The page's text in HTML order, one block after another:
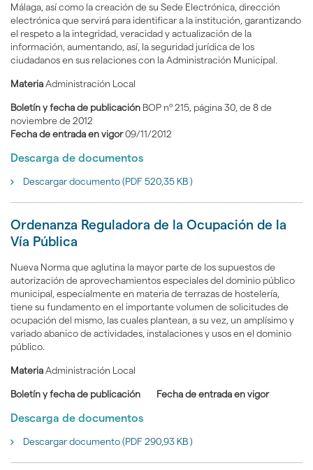
Málaga, así como la creación de su Sede Electrónica, dirección
electrónica que servirá para identificar a la institución, garantizando
el respeto a la integridad, veracidad y actualización de la
información, aumentando, así, la seguridad jurídica de los
ciudadanos en sus relaciones con la Administración Municipal.
MateriaAdministración Local
Boletín y fecha de publicación BOP nº 215, página 30, de 8 de
noviembre de 2012
Fecha de entrada en vigor09/11/2012
Descarga de documentos
Descargar documento (PDF 520,35 KB )
Ordenanza Reguladora de la Ocupación de la
Vía Pública
Nueva Norma que aglutina la mayor parte de los supuestos de
autorización de aprovechamientos especiales del dominio público
municipal, especialmente en materia de terrazas de hostelería,
tiene su fundamento en el importante volumen de solicitudes de
ocupación del mismo, las cuales plantean, a su vez, un amplísimo y
variado abanico de actividades, instalaciones y usos en el dominio
público.
MateriaAdministración Local
Boletín y fecha de publicación Fecha de entrada en vigor
Descarga de documentos
Descargar documento (PDF 290,93 KB )